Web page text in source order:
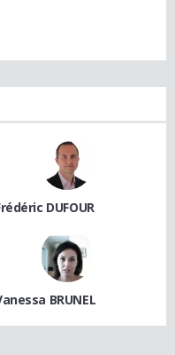
DUFOUR
BRUNEL